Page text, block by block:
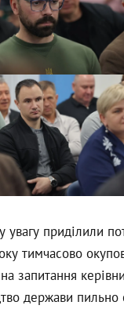
увагу приділили
тимчасово
на запитання
держави